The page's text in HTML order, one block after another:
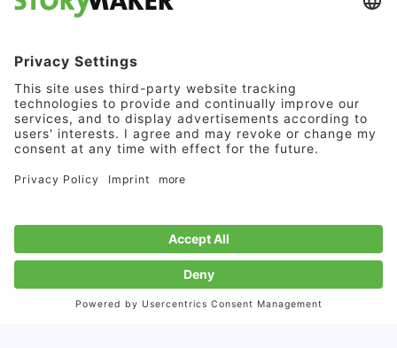
服务内容
联系我们
数据保护
版本说明